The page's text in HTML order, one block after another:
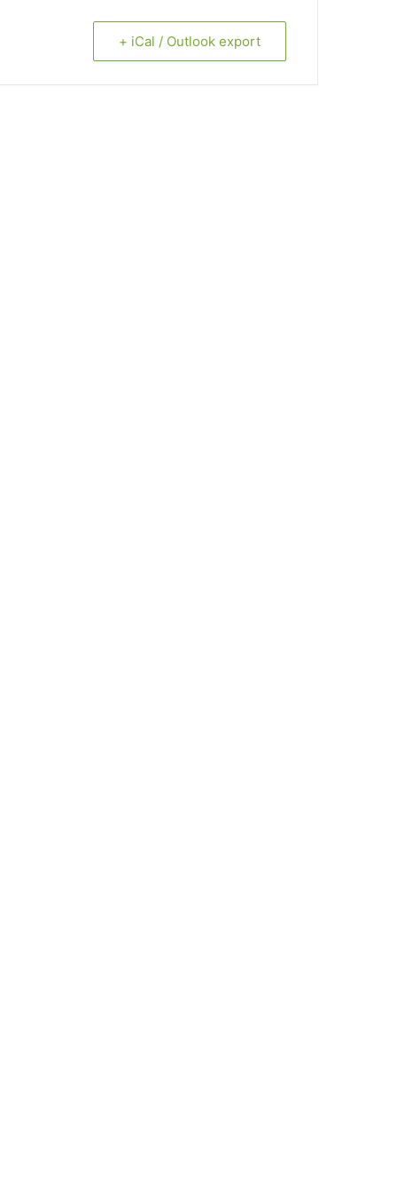
+ iCal / Outlook export